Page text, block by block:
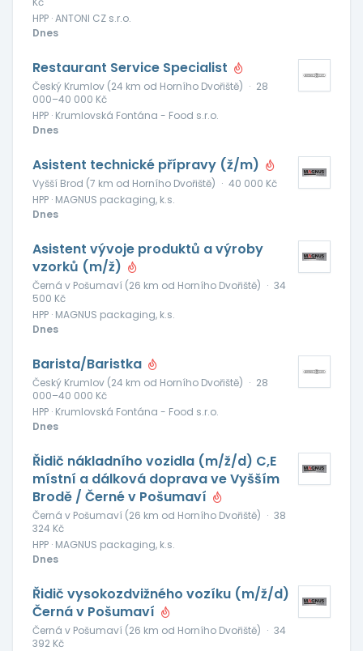
HPP · ANTONI CZ s.r.o.
Dnes
Restaurant Service Specialist
Český Krumlov (24 km od Horního Dvořiště) · 28
000–40 000 Kč
HPP · Krumlovská Fontána - Food s.r.o.
Dnes
Asistent technické přípravy (ž/m)
Vyšší Brod (7 km od Horního Dvořiště) · 40 000 Kč
HPP · MAGNUS packaging, k.s.
Dnes
Asistent vývoje produktů a výroby
vzorků (m/ž)
Černá v Pošumaví (26 km od Horního Dvořiště) · 34
500 Kč
HPP · MAGNUS packaging, k.s.
Dnes
Barista/Baristka
Český Krumlov (24 km od Horního Dvořiště) · 28
000–40 000 Kč
HPP · Krumlovská Fontána - Food s.r.o.
Dnes
Řidič nákladního vozidla (m/ž/d) C,E
místní a dálková doprava ve Vyšším
Brodě / Černé v Pošumaví
Černá v Pošumaví (26 km od Horního Dvořiště) · 38
324 Kč
HPP · MAGNUS packaging, k.s.
Dnes
Řidič vysokozdvižného vozíku (m/ž/d)
Černá v Pošumaví
Černá v Pošumaví (26 km od Horního Dvořiště) · 34
392 Kč